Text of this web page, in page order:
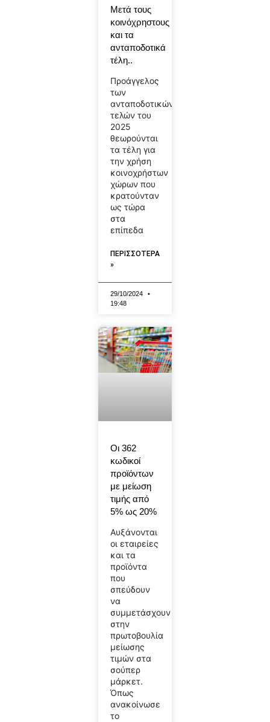
Μετά τους
κοινόχρηστους
και τα
ανταποδοτικά
τέλη..
Προάγγελος
των
ανταποδοτικών
τελών του
2025
θεωρούνται
τα τέλη για
την χρήση
κοινοχρήστων
χώρων που
κρατούνταν
ως τώρα
στα
επίπεδα
ΠΕΡΙΣΣΟΤΕΡΑ
»
29/10/2024
19:48
Οι 362
κωδικοί
προϊόντων
με μείωση
τιμής από
5% ως 20%
Αυξάνονται
οι εταιρείες
και τα
προϊόντα
που
σπεύδουν
να
συμμετάσχουν
στην
πρωτοβουλία
μείωσης
τιμών στα
σούπερ
μάρκετ.
Όπως
ανακοίνωσε
το